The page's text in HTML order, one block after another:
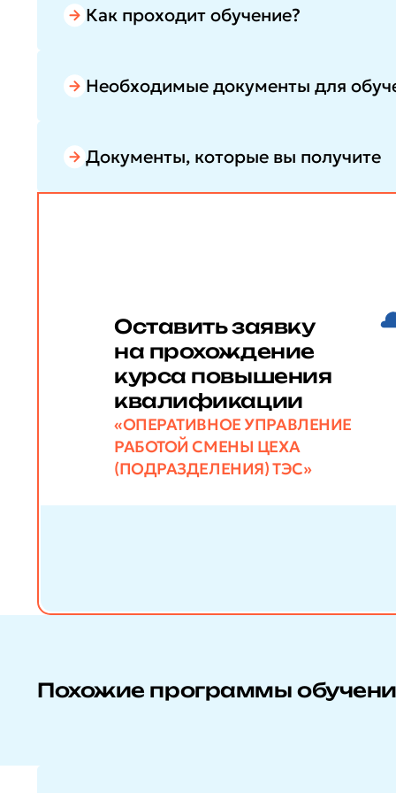
Как проходит обучение?
Необходимые документы для
Документы, которые вы получите
Оставить заявку
на прохождение
курса повышения
квалификации
«ОПЕРАТИВНОЕ УПРАВЛЕНИЕ
РАБОТОЙ СМЕНЫ ЦЕХА
(ПОДРАЗДЕЛЕНИЯ) ТЭС»
Похожие программы